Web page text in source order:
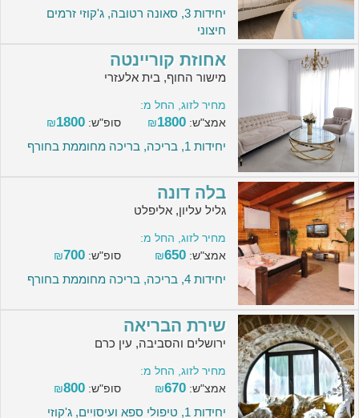
יחידות 3, סאונה רטובה, ג'קוזי זרמים
חיצוני
אחוזת קוריינטה
מישור החוף, בית אלעזרי
מחיר לזוג, החל מ:
אמצ"ש:
₪1800 סופ"ש: ₪1800
יחידות 1, בריכה, בריכה מחוממת בחורף
בלה דונה
גליל עליון, אליפלט
מחיר לזוג, החל מ:
אמצ"ש:
₪650 סופ"ש: ₪700
יחידות 4, בריכה, בריכה מחוממת בחורף
שירת הבריאה
ירושלים והסביבה, עין כרם
מחיר לזוג, החל מ:
אמצ"ש:
₪670 סופ"ש: ₪800
יחידות 1, טיפולי ספא ועיסויים, ג'קוזי